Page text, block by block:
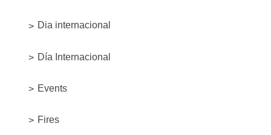
Dia internacional
Día Internacional
Events
Fires